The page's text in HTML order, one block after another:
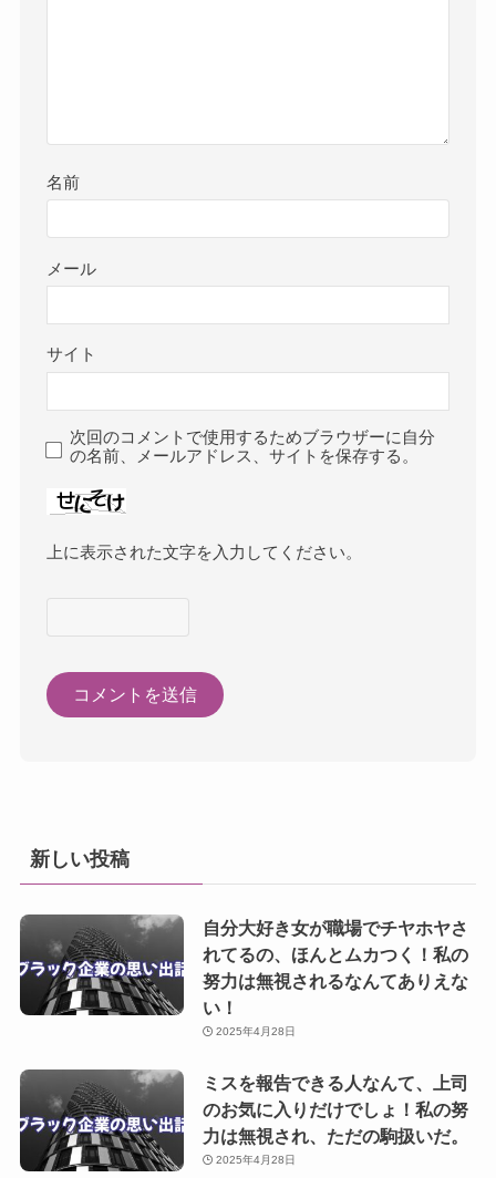
名前
メール
サイト
次回のコメントで使用するためブラウザーに自分
の名前、メールアドレス、サイトを保存する。
上に表示された文字を入力してください。
新しい投稿
自分大好き女が職場でチヤホヤさ
れてるの、ほんとムカつく！私の
努力は無視されるなんてありえな
い！
2025年4月28日
ミスを報告できる人なんて、上司
のお気に入りだけでしょ！私の努
力は無視され、ただの駒扱いだ。
2025年4月28日